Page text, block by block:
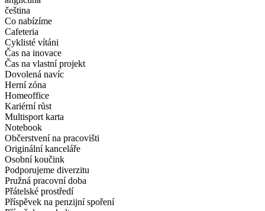
čeština
Co nabízíme
Cafeteria
Cyklisté vítáni
Čas na inovace
Čas na vlastní projekt
Dovolená navíc
Herní zóna
Homeoffice
Kariérní růst
Multisport karta
Notebook
Občerstvení na pracovišti
Originální kanceláře
Osobní koučink
Podporujeme diverzitu
Pružná pracovní doba
Přátelské prostředí
Příspěvek na penzijní spoření